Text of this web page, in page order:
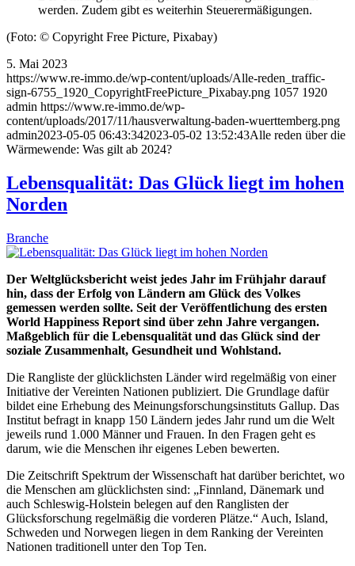
werden. Zudem gibt es weiterhin Steuerermäßigungen.
(Foto: © Copyright Free Picture, Pixabay)
5. Mai 2023
https://www.re-immo.de/wp-content/uploads/Alle-reden_traffic-
sign-6755_1920_CopyrightFreePicture_Pixabay.png 1057 1920
admin https://www.re-immo.de/wp-
content/uploads/2017/11/hausverwaltung-baden-wuerttemberg.png
admin2023-05-05 06:43:342023-05-02 13:52:43Alle reden über die
Wärmewende: Was gilt ab 2024?
Lebensqualität: Das Glück liegt im hohen
Norden
Branche
Der Weltglücksbericht weist jedes Jahr im Frühjahr darauf
hin, dass der Erfolg von Ländern am Glück des Volkes
gemessen werden sollte. Seit der Veröffentlichung des ersten
World Happiness Report sind über zehn Jahre vergangen.
Maßgeblich für die Lebensqualität und das Glück sind der
soziale Zusammenhalt, Gesundheit und Wohlstand.
Die Rangliste der glücklichsten Länder wird regelmäßig von einer
Initiative der Vereinten Nationen publiziert. Die Grundlage dafür
bildet eine Erhebung des Meinungsforschungsinstituts Gallup. Das
Institut befragt in knapp 150 Ländern jedes Jahr rund um die Welt
jeweils rund 1.000 Männer und Frauen. In den Fragen geht es
darum, wie die Menschen ihr eigenes Leben bewerten.
Die Zeitschrift Spektrum der Wissenschaft hat darüber berichtet, wo
die Menschen am glücklichsten sind: „Finnland, Dänemark und
auch Schleswig-Holstein belegen auf den Ranglisten der
Glücksforschung regelmäßig die vorderen Plätze.“ Auch, Island,
Schweden und Norwegen liegen in dem Ranking der Vereinten
Nationen traditionell unter den Top Ten.